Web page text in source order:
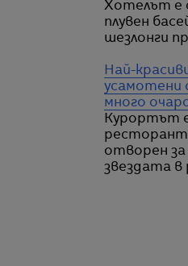
Хотелът е
плувен
шезлонги
Най-
усамотени
много
Курортът
отворен за
звездата в